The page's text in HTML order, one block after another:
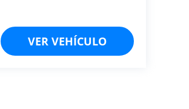
VER VEHÍCULO